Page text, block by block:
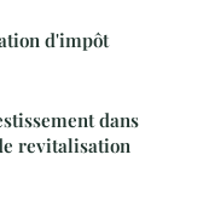
d'impôt
dans
revitalisation